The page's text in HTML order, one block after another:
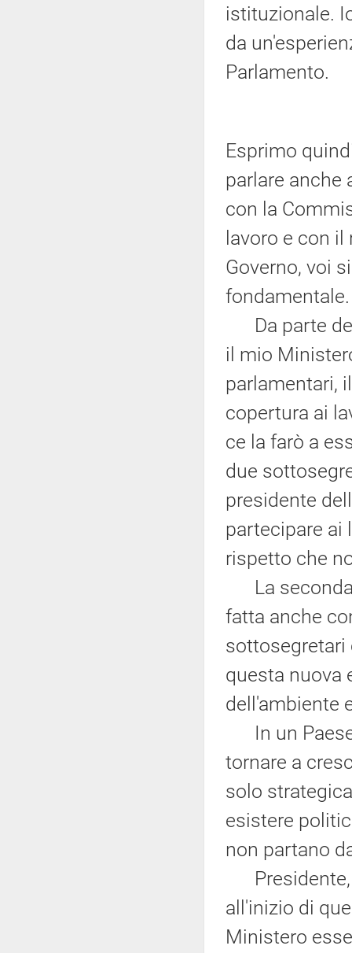
istituzionale.
da
Parlamento.
Esprimo
parlare anche
con la
lavoro e con
Governo, voi
fondamentale.
Da parte del
il mio
parlamentari,
copertura ai
ce la farò a
due
presidente
partecipare ai
rispetto che
La seconda
fatta anche
sottosegretari
questa nuova
dell'ambiente
In un Paese
tornare a
solo
esistere
non partano
Presidente,
all'inizio di
Ministero